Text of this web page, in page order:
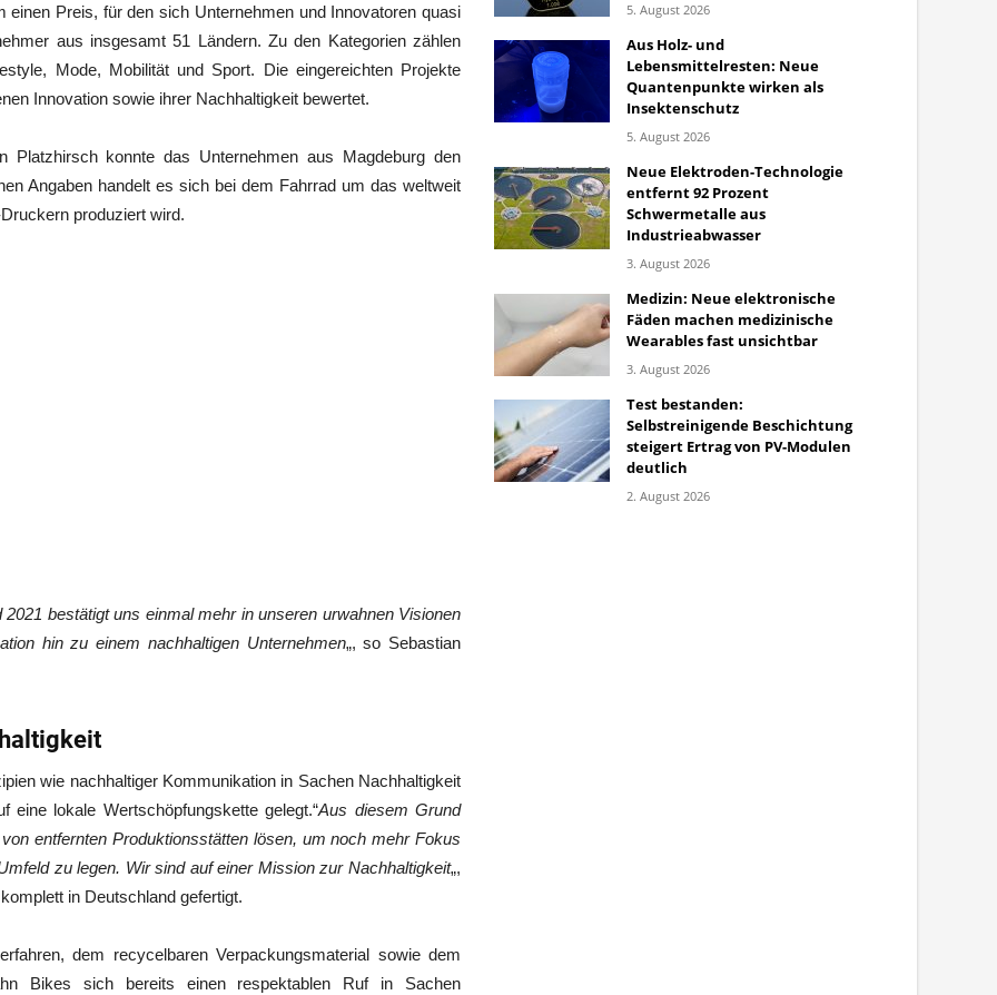
Preis, für den sich Unternehmen und Innovatoren quasi
aus insgesamt 51 Ländern. Zu den Kategorien zählen
Mode, Mobilität und Sport. Die eingereichten Projekte
Innovation sowie ihrer Nachhaltigkeit bewertet.
Platzhirsch konnte das Unternehmen aus Magdeburg den
Angaben handelt es sich bei dem Fahrrad um das weltweit
produziert wird.
bestätigt uns einmal mehr in unseren urwahnen Visionen
hin zu einem nachhaltigen Unternehmen„, so Sebastian
wie nachhaltiger Kommunikation in Sachen Nachhaltigkeit
lokale Wertschöpfungskette gelegt.“Aus diesem Grund
entfernten Produktionsstätten lösen, um noch mehr Fokus
zu legen. Wir sind auf einer Mission zur Nachhaltigkeit„,
in Deutschland gefertigt.
dem recycelbaren Verpackungsmaterial sowie dem
Bikes sich bereits einen respektablen Ruf in Sachen
5. August 2026
Aus Holz- und
Lebensmittelresten: Neue
Quantenpunkte wirken als
Insektenschutz
5. August 2026
Neue Elektroden-Technologie
entfernt 92 Prozent
Schwermetalle aus
Industrieabwasser
3. August 2026
Medizin: Neue elektronische
Fäden machen medizinische
Wearables fast unsichtbar
3. August 2026
Test bestanden:
Selbstreinigende Beschichtung
steigert Ertrag von PV-Modulen
deutlich
2. August 2026